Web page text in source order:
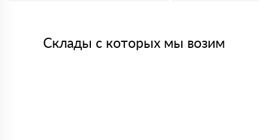
Склады с которых мы возим